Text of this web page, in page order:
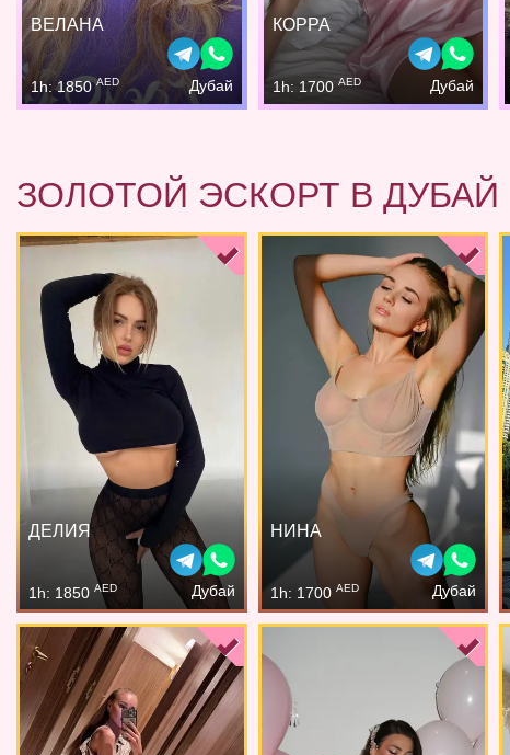
ВЕЛАНА
1h: 1850AED Дубай
КОРРА
1h: 1700 AED Дубай
ЗОЛОТОЙ ЭСКОРТ В ДУБАЙ
ДЕЛИЯ
1h: 1850 AED Дубай
НИНА
1h: 1700 AED Дубай